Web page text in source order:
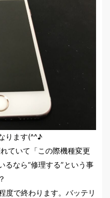
ります(^^♪
ていて「この際機種変更
るなら“修理する”という事
度で終わります。バッテリ